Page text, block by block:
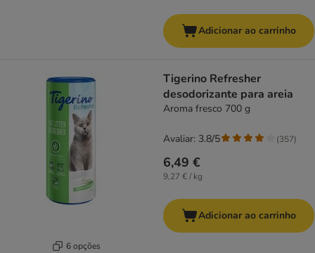
Adicionar ao carrinho
6 opções
Tigerino Refresher
desodorizante para areia
Aroma fresco 700 g
6,49 €
9,27 € / kg
Avaliar: 3.8/5 (357)
Adicionar ao carrinho